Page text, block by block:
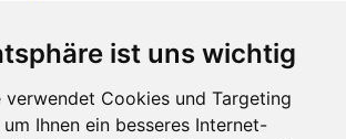
ist uns wichtig
verwendet Cookies und Targeting
Ihnen ein besseres Internet-
Kategoriefilter
zurücksetzen